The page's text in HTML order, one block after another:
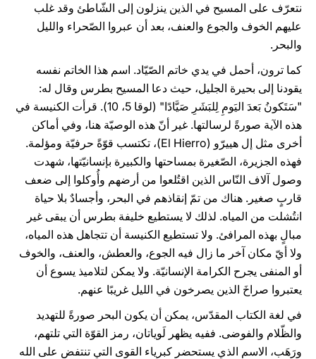
نتعرّف على المسيح في الذين ينزلون إلى الشّاطئ وقد غلب
عليهم الخوف والجوع والعنف، بعد أن عبروا الصّحراء والليل
والبحر.
كما ترون، أحمل في يدي خاتم الصّيّاد. اسم هذا الخاتم نفسه
يقودنا إلى بحيرة الجليل، حيث دعا المسيح بطرس وقال له:
"سَتَكونُ بَعدَ اليَومِ لِلبَشَرِ صَيَّادًا" (لوقا 5، 10). قرأت الكنيسة في
هذه الآية صورةً لرسالتها. غير أنّ هذه الوصيّة هنا، وفي أماكن
أخرى مثل إل هييرّو (El Hierro)، تكتسب قوّةً حرفيّة ومؤلمة.
فهذه الجزيرة، الصّغيرة بمساحتها والكبيرة بإنسانيّتها، شهدت
وصول آلاف النّاس الذين اقتُلعوا من أرضهم وأُوكلوا إلى ضعف
قاربٍ صغير. هناك من تمّ إنقاذهم في البحر، وأجسادٌ بلا حياة
انتُشلت من المياه. لذلك لا يستطيع خليفة بطرس أن يبقى غير
مبالٍ بهذه المرافئ. ولا تستطيع الكنيسة أن تتجاهل هذه المياه،
ولا أيّ مكان آخر ما زال فيه الجوع، والعطش، والعنف، والخوف
أو المنفى يجرح الكرامة الإنسانيّة. ولا يمكن لتلاميذ يسوع أن
يعتبروا صراخَ الذين يصرخون في الليل غريبًا عنهم.
في لغة الكتاب المقدّس، يمكن أن يكون البحر صورةً للتهديد
والظّلام والفوضى. ففيه يظهر لَوياتان، رمز القوّة التي تلتهم،
ورَهَب، الاسم الذي يستحضر كبرياء القوى التي تنتفض على الله